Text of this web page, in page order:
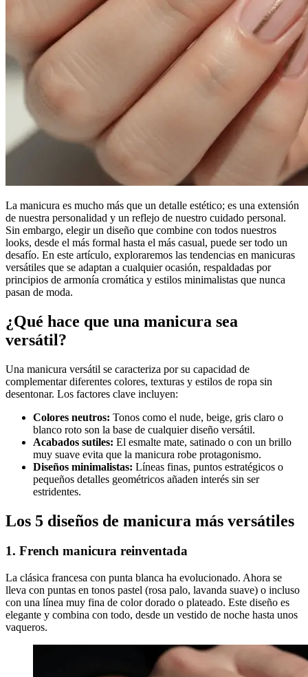
La manicura es mucho más que un detalle estético; es una extensión
de nuestra personalidad y un reflejo de nuestro cuidado personal.
Sin embargo, elegir un diseño que combine con todos nuestros
looks, desde el más formal hasta el más casual, puede ser todo un
desafío. En este artículo, exploraremos las tendencias en manicuras
versátiles que se adaptan a cualquier ocasión, respaldadas por
principios de armonía cromática y estilos minimalistas que nunca
pasan de moda.
¿Qué hace que una manicura sea
versátil?
Una manicura versátil se caracteriza por su capacidad de
complementar diferentes colores, texturas y estilos de ropa sin
desentonar. Los factores clave incluyen:
Colores neutros: Tonos como el nude, beige, gris claro o
blanco roto son la base de cualquier diseño versátil.
Acabados sutiles: El esmalte mate, satinado o con un brillo
muy suave evita que la manicura robe protagonismo.
Diseños minimalistas: Líneas finas, puntos estratégicos o
pequeños detalles geométricos añaden interés sin ser
estridentes.
Los 5 diseños de manicura más versátiles
1. French manicura reinventada
La clásica francesa con punta blanca ha evolucionado. Ahora se
lleva con puntas en tonos pastel (rosa palo, lavanda suave) o incluso
con una línea muy fina de color dorado o plateado. Este diseño es
elegante y combina con todo, desde un vestido de noche hasta unos
vaqueros.